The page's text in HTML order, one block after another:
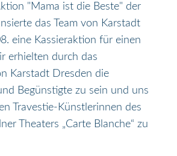
"Mama ist die Beste" der
das Team von Karstadt
eine Kassieraktion für einen
erhielten durch das
Karstadt Dresden die
Begünstigte zu sein und uns
Travestie-Künstlerinnen des
Theaters „Carte Blanche“ zu